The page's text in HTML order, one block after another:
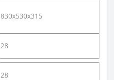
830x530x315
28
28